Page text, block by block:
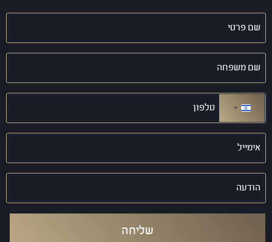
שם
פרטי
שם
משפחה
טלפון
(חובה)
ישראל +972
אימייל
(חובה)
הודעה